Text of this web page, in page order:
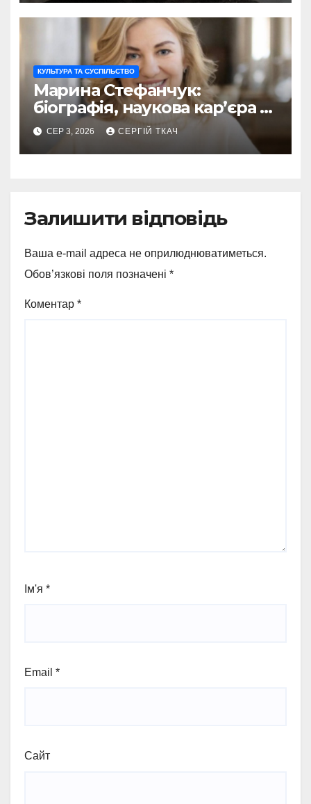
КУЛЬТУРА ТА СУСПІЛЬСТВО
Марина Стефанчук:
біографія, наукова кар’єра та
сім’я
СЕР 3, 2026 СЕРГІЙ ТКАЧ
Залишити відповідь
Ваша e-mail адреса не оприлюднюватиметься.
Обов’язкові поля позначені *
Коментар *
Ім'я *
Email *
Сайт